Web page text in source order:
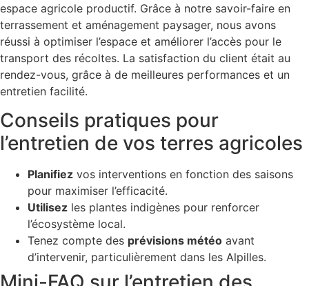
espace agricole productif. Grâce à notre savoir-faire en
terrassement et aménagement paysager, nous avons
réussi à optimiser l’espace et améliorer l’accès pour le
transport des récoltes. La satisfaction du client était au
rendez-vous, grâce à de meilleures performances et un
entretien facilité.
Conseils pratiques pour
l’entretien de vos terres agricoles
Planifiez vos interventions en fonction des saisons
pour maximiser l’efficacité.
Utilisez les plantes indigènes pour renforcer
l’écosystème local.
Tenez compte des prévisions météo avant
d’intervenir, particulièrement dans les Alpilles.